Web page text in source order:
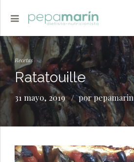
Recetas
Ratatouille
31 mayo, 2019 por pepamarin